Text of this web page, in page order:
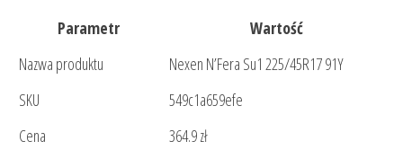
Parametr
Wartość
Nazwa produktu
Nexen N’Fera Su1 225/45R17 91Y
SKU
549c1a659efe
Cena
364.9 zł